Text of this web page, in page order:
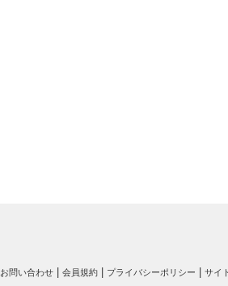
お問い合わせ 会員規約 プライバシーポリシー サイ